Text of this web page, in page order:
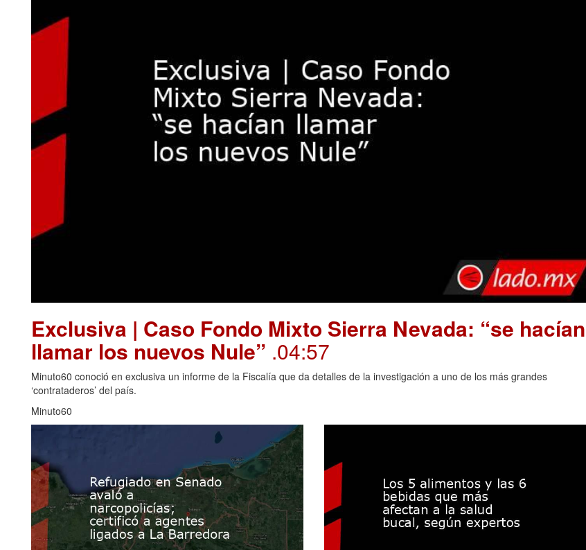
Exclusiva | Caso Fondo Mixto Sierra Nevada: “se hacían
llamar los nuevos Nule” .04:57
Minuto60 conoció en exclusiva un informe de la Fiscalía que da detalles de la investigación a uno de los más grandes
‘contrataderos’ del país.
Minuto60